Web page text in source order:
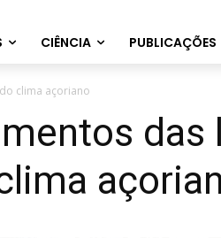
CIÊNCIA PUBLICAÇÕES
clima açoriano
das